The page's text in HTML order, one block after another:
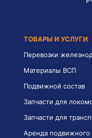
ТОВАРЫ И УСЛУГИ
Перевозки
Материалы ВСП
Подвижной состав
Запчасти для
Запчасти для
Аренда подвижного